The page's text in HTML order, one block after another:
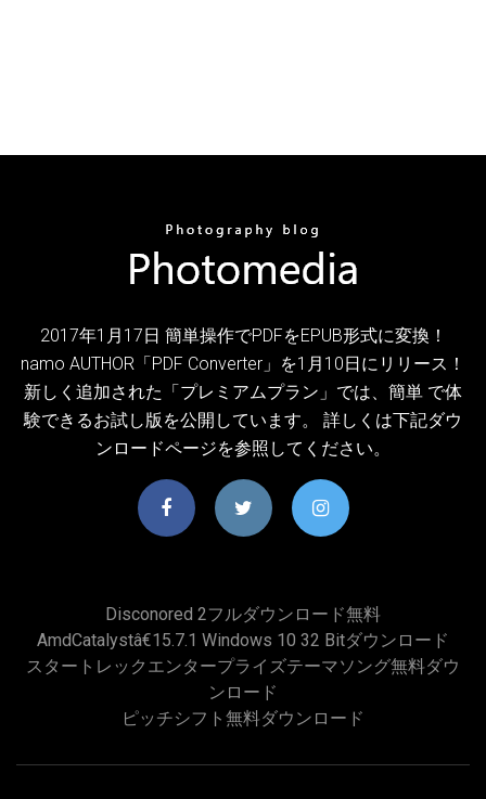
2017年1月17日 簡単操作でPDFをEPUB形式に変換！
namo AUTHOR「PDF Converter」を1月10日にリリース！
新しく追加された「プレミアムプラン」では、簡単 で体
験できるお試し版を公開しています。 詳しくは下記ダウ
ンロードページを参照してください。
Disconored 2フルダウンロード無料
AmdCatalystâ€15.7.1 Windows 10 32 Bitダウンロード
スタートレックエンタープライズテーマソング無料ダウ
ンロード
ピッチシフト無料ダウンロード